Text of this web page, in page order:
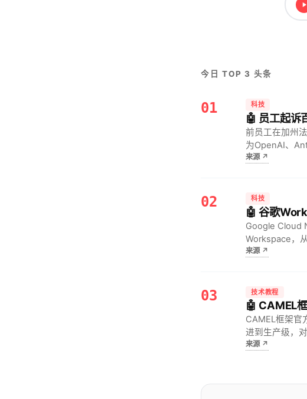
今日 TOP 3 头条
01 科技
🤖 员工起
前员工在加州
为OpenAI、
向人才供应链
来源↗
02 科技
🤖 谷歌
Google Cloud
Workspace，
力耗时，开发
来源↗
03 技术教程
🤖 CAMEL
CAMEL框架官
进到生产级，
30%线上故障率
来源↗